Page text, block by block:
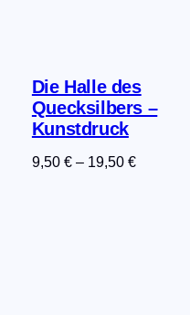
Die Halle des
Quecksilbers –
Kunstdruck
9,50 €– 19,50 €